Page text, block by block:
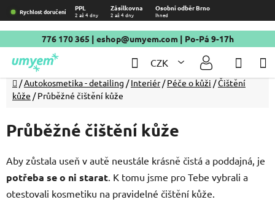
Přejít
na
obsah
Rychlost doručení PPL Zásilkovna Osobní odběr Brno
2 až 4 dny 2 až 4 dny Ihned
776 170 365 | eshop@umyem.com| Po-Pá 9-17h
CZK
Hledat
Domů
/Autokosmetika - detailing / Interiér / Péče o kůži /Čištění
kůže / Průběžné čištění kůže
Průběžné čištění kůže
Aby zůstala useň v autě neustále krásně čistá a poddajná, je
potřeba se o ni starat . K tomu jsme pro Tebe vybrali a
otestovali kosmetiku na pravidelné čištění kůže.